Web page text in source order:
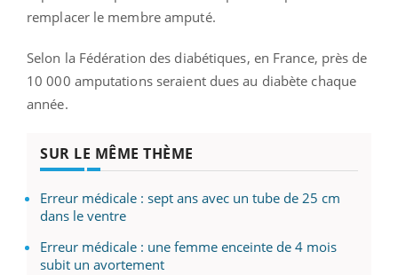
remplacer le membre amputé.
Selon la Fédération des diabétiques, en France, près de
10 000 amputations seraient dues au diabète chaque
année.
SUR LE MÊME THÈME
Erreur médicale : sept ans avec un tube de 25 cm
dans le ventre
Erreur médicale : une femme enceinte de 4 mois
subit un avortement